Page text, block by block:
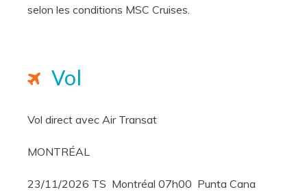
selon les conditions MSC Cruises.
Vol
Vol direct avec Air Transat
MONTRÉAL
23/11/2026 TS Montréal 07h00 Punta Cana